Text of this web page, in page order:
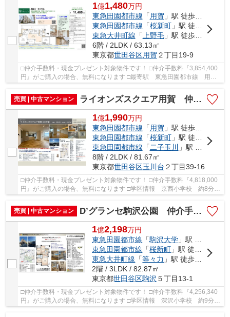
1億1,480万円
東急田園都市線 「用賀 」駅 徒歩3分
東急田園都市線 「桜新町」駅 徒歩15分
東急大井町線 「上野毛」駅 徒歩25分
6階 / 2LDK / 63.13㎡
東京都世田谷区用賀 ２丁目19-9
□仲介手数料・現金プレゼント対象物件です！ □仲介手数料『3,854,400
円』がご購入の場合、無料になります □最寄駅 東急田園都市線 用賀
売買 | 中古マンション
ライオンズスクエア用賀 仲介手数料無料＋70万円現金プレゼント中
1億1,990万円
東急田園都市線 「 用賀 」駅 徒歩8分
東急田園都市線 「桜新町」駅 徒歩23分
東急田園都市線 「 二子玉川
」駅 徒歩26分
8階 / 2LDK / 81.67㎡
東京都世田谷区玉川台 ２丁目39-16
□仲介手数料・現金プレゼント対象物件です！ □仲介手数料『4,818,000
円』がご購入の場合、無料になります □学区情報 京西小学校 約8分
売買 | 中古マンション
D’グランセ駒沢公園 仲介手数料無料＋60万円現金プレゼント中
1億2,198万円
東急田園都市線 「駒沢大学 」駅 徒歩17分
東急田園都市線 「桜新町 」駅 徒歩23分
東急大井町線 「等々力 」駅 徒歩26分
2階 / 3LDK / 82.87㎡
東京都世田谷区駒沢 ５丁目13-1
□仲介手数料・現金プレゼント対象物件です！ □仲介手数料『4,256,340
円』がご購入の場合、無料になります □学区情報 深沢小学校 約9分